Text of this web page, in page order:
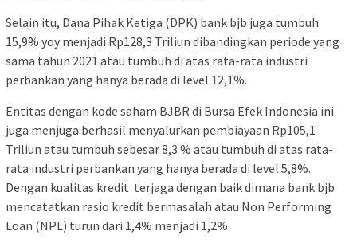
Selain itu, Dana Pihak Ketiga (DPK) bank bjb juga tumbuh
15,9% yoy menjadi Rp128,3 Triliun dibandingkan periode yang
sama tahun 2021 atau tumbuh di atas rata-rata industri
perbankan yang hanya berada di level 12,1%.
Entitas dengan kode saham BJBR di Bursa Efek Indonesia ini
juga menjuga berhasil menyalurkan pembiayaan Rp105,1
Triliun atau tumbuh sebesar 8,3 % atau tumbuh di atas rata-
rata industri perbankan yang hanya berada di level 5,8%.
Dengan kualitas kredit terjaga dengan baik dimana bank bjb
mencatatkan rasio kredit bermasalah atau Non Performing
Loan (NPL) turun dari 1,4% menjadi 1,2%.